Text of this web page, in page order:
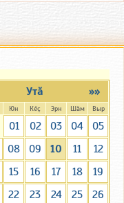
»»
Утă
Юн Кĕç Эрн Шăм Выр
01 02 03 04
05
08 09 10 11
12
15 16 17 18
19
22 23 24 25
26